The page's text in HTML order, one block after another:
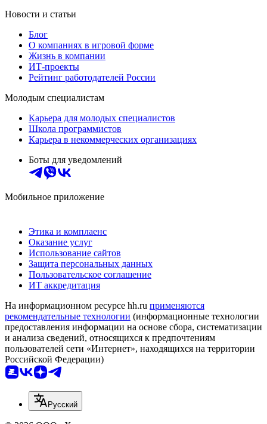
Новости и статьи
Блог
О компаниях в игровой форме
Жизнь в компании
ИТ-проекты
Рейтинг работодателей России
Молодым специалистам
Карьера для молодых специалистов
Школа программистов
Карьера в некоммерческих организациях
Боты для уведомлений
Мобильное приложение
Этика и комплаенс
Оказание услуг
Использование сайтов
Защита персональных данных
Пользовательское соглашение
ИТ аккредитация
На информационном ресурсе hh.ru применяются
рекомендательные технологии (информационные технологии
предоставления информации на основе сбора, систематизации
и анализа сведений, относящихся к предпочтениям
пользователей сети «Интернет», находящихся на территории
Российской Федерации)
Русский